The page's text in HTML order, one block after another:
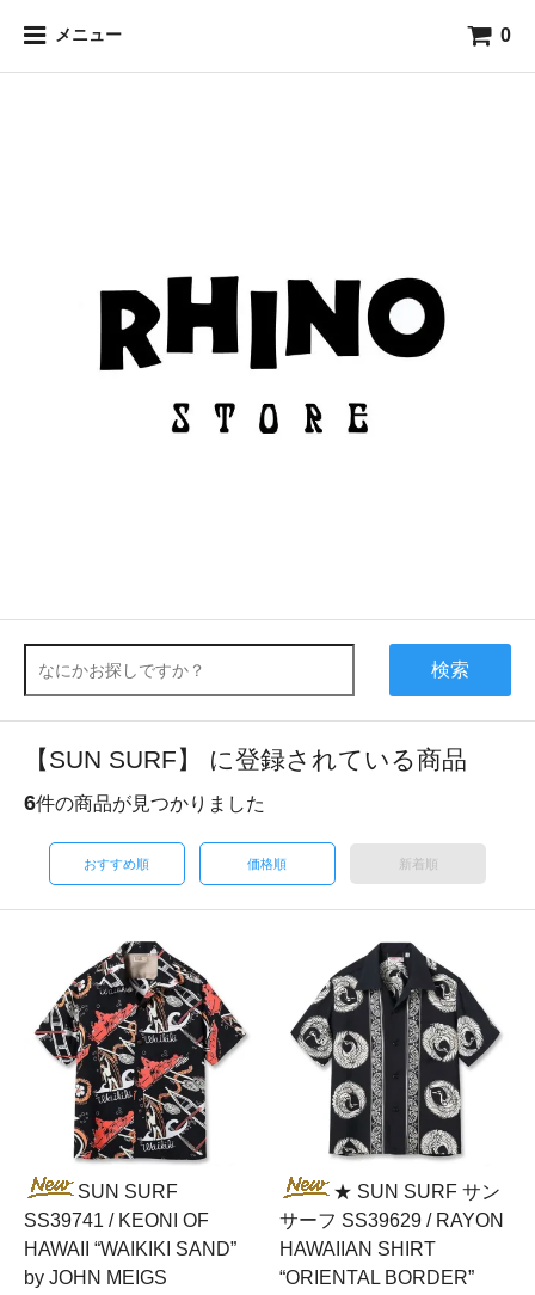
メニュー 0
検索
【SUN SURF】 に登録されている商品
6件の商品が見つかりました
おすすめ順 価格順 新着順
SUN SURF
SS39741 / KEONI OF
HAWAII “WAIKIKI SAND”
by JOHN MEIGS
★ SUN SURF サン
サーフ SS39629 / RAYON
HAWAIIAN SHIRT
“ORIENTAL BORDER”